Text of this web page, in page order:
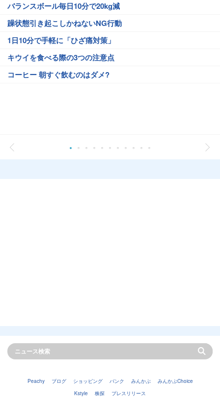
バランスボール毎日10分で20kg減
躁状態引き起こしかねないNG行動
1日10分で手軽に「ひざ痛対策」
キウイを食べる際の3つの注意点
コーヒー 朝すぐ飲むのはダメ?
Peachy ブログ ショッピング バンク みんかぶ
みんかぶChoice
Kstyle
株探 プレスリリース